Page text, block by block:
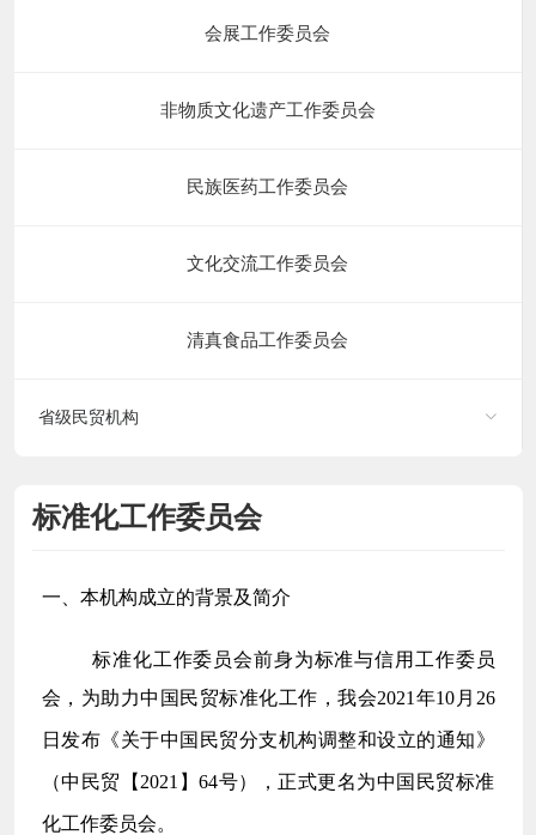
会展工作委员会
非物质文化遗产工作委员会
民族医药工作委员会
文化交流工作委员会
清真食品工作委员会
省级民贸机构
标准化工作委员会
一、本机构成立的背景及简介
标准化工作委员会前身为标准与信用工作委员
会， 为助力中国民贸标准化工作，我会2021年10月26
日发布《关于中国民贸分支机构调整和设立的通知》
（中民贸【2021】64号），正式更名为中国民贸标准
化工作委员会。